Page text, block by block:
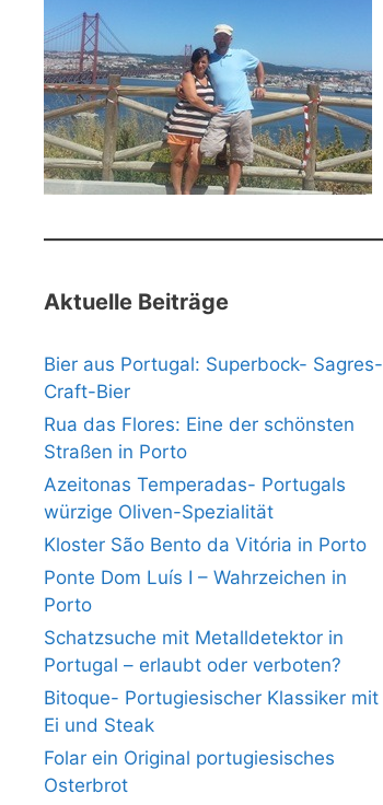
Aktuelle Beiträge
Bier aus Portugal: Superbock- Sagres-
Craft-Bier
Rua das Flores: Eine der schönsten
Straßen in Porto
Azeitonas Temperadas- Portugals
würzige Oliven-Spezialität
Kloster São Bento da Vitória in Porto
Ponte Dom Luís I – Wahrzeichen in
Porto
Schatzsuche mit Metalldetektor in
Portugal – erlaubt oder verboten?
Bitoque- Portugiesischer Klassiker mit
Ei und Steak
Folar ein Original portugiesisches
Osterbrot